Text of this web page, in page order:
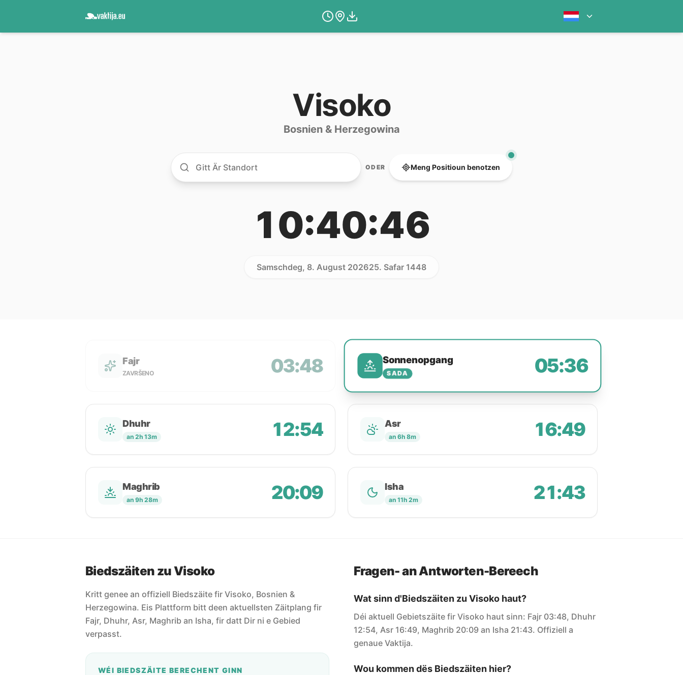
Visoko
Bosnien & Herzegowina
ODER Meng Positioun benotzen
10:40:46
Samschdeg, 8. August 202625. Safar 1448
Fajr
ZAVRŠENO 03:48 Sonnenopgang
SADA 05:36
Dhuhr
an 2h 13m 12:54 Asr
an 6h 8m 16:49
Maghrib
an 9h 28m 20:09 Isha
an 11h 2m 21:43
Biedszäiten zu Visoko
Kritt genee an offiziell Biedszäite fir Visoko, Bosnien &
Herzegowina. Eis Plattform bitt deen aktuellsten Zäitplang fir
Fajr, Dhuhr, Asr, Maghrib an Isha, fir datt Dir ni e Gebied
verpasst.
WÉI BIEDSZÄITE BERECHENT GINN
Fragen- an Antworten-Bereech
Wat sinn d'Biedszäiten zu Visoko haut?
Déi aktuell Gebietszäite fir Visoko haut sinn: Fajr 03:48, Dhuhr
12:54, Asr 16:49, Maghrib 20:09 an Isha 21:43. Offiziell a
genaue Vaktija.
Wou kommen dës Biedszäiten hier?